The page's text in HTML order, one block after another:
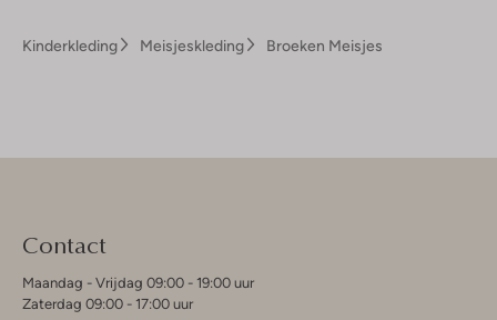
Kinderkleding Meisjeskleding Broeken Meisjes
Contact
Maandag - Vrijdag 09:00 - 19:00 uur
Zaterdag 09:00 - 17:00 uur